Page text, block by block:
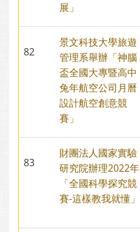
展」
82
景文科技大學旅遊
管理系舉辦「神腦
盃全國大專暨高中
兔年航空公司月曆
設計航空創意競
賽」
83
財團法人國家實驗
研究院辦理2022年
「全國科學探究競
賽-這樣教我就懂」